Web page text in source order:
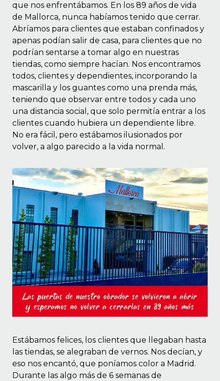
GLUTEN
que nos enfrentábamos. En los 89 años de vida
de Mallorca, nunca habíamos tenido que cerrar.
Abríamos para clientes que estaban confinados y
apenas podían salir de casa, para clientes que no
podrían sentarse a tomar algo en nuestras
tiendas, como siempre hacían. Nos encontramos
todos, clientes y dependientes, incorporando la
mascarilla y los guantes como una prenda más,
teniendo que observar entre todos y cada uno
una distancia social, que solo permitía entrar a los
clientes cuando hubiera un dependiente libre.
No era fácil, pero estábamos ilusionados por
volver, a algo parecido a la vida normal.
Estábamos felices, los clientes que llegaban hasta
las tiendas, se alegraban de vernos. Nos decían, y
eso nos encantó, que poníamos color a Madrid.
Durante las algo más de 6 semanas de